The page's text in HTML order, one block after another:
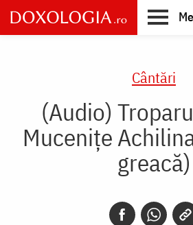
Skip
to
main
Cântări
(Audio)
Mucenițe
greacă)